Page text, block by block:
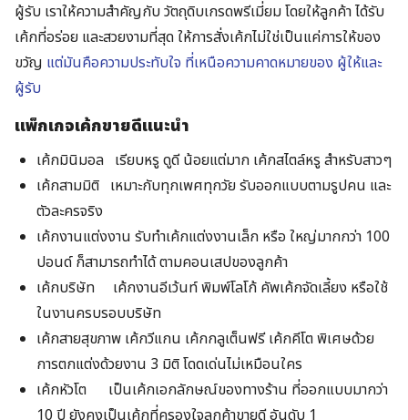
ผู้รับ เราให้ความสำคัญกับ วัตถุดิบเกรดพรีเมี่ยม โดยให้ลูกค้า ได้รับ
เค้กที่อร่อย และสวยงามที่สุด ให้การสั่งเค้กไม่ใช่เป็นแค่การให้ของ
ขวัญ แต่มันคือความประทับใจ ที่เหนือความคาดหมายของ ผู้ให้และ
ผู้รับ
แพ็กเกจเค้กขายดีแนะนำ
เค้กมินิมอล เรียบหรู ดูดี น้อยแต่มาก เค้กสไตล์หรู สำหรับสาวๆ
เค้กสามมิติ เหมาะกับทุกเพศทุกวัย รับออกแบบตามรูปคน และ
ตัวละครจริง
เค้กงานแต่งงาน รับทำเค้กแต่งงานเล็ก หรือ ใหญ่มากกว่า 100
ปอนด์ ก็สามารถทำได้ ตามคอนเสปของลูกค้า
เค้กบริษัท
เค้กงานอีเว้นท์ พิมพ์โลโก้ คัพเค้กจัดเลี้ยง หรือใช้
ในงานครบรอบบริษัท
เค้กสายสุขภาพ เค้กวีแกน เค้กกลูเต็นฟรี เค้กคีโต พิเศษด้วย
การตกแต่งด้วยงาน 3 มิติ โดดเด่นไม่เหมือนใคร
เค้กหัวโต
เป็นเค้กเอกลักษณ์ของทางร้าน ที่ออกแบบมากว่า